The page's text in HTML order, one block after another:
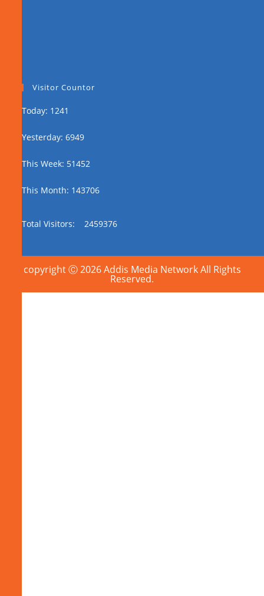
Visitor Countor
Today: 1241
Yesterday: 6949
This Week: 51452
This Month: 143706
Total Visitors: 2459376
copyright Ⓒ 2026 Addis Media Network All Rights
Reserved.